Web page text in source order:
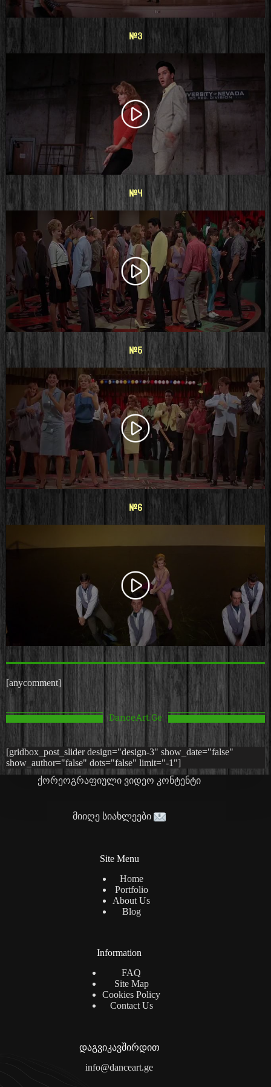
#3
#4
#5
#6
[anycomment]
DanceArt.Ge
[gridbox_post_slider design="design-3" show_date="false"
show_author="false" dots="false" limit="-1"]
ქორეოგრაფიული ვიდეო კონტენტი
მიიღე სიახლეები
Site Menu
Home
Portfolio
About Us
Blog
Information
FAQ
Site Map
Cookies Policy
Contact Us
დაგვიკავშირდით
info@danceart.ge